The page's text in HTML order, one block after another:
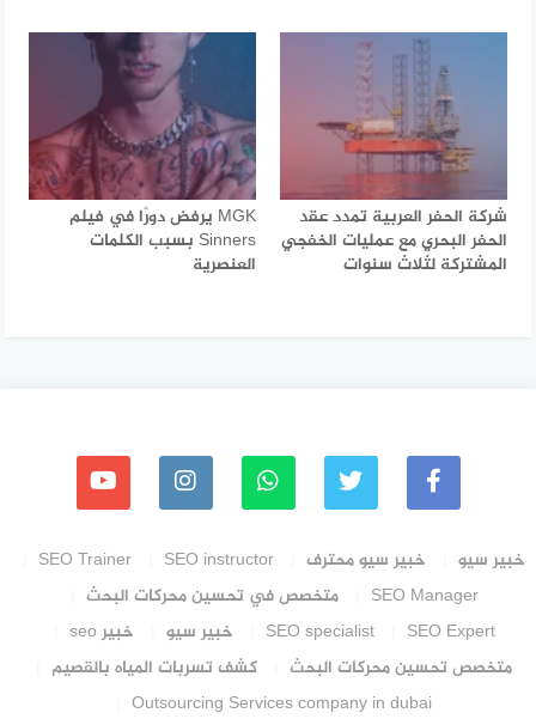
شركة الحفر العربية تمدد عقد
الحفر البحري مع عمليات الخفجي
المشتركة لثلاث سنوات
MGK يرفض دورًا في فيلم
Sinners بسبب الكلمات
العنصرية
خبير سيو خبير سيو محترف SEO instructor
SEO Trainer
SEO Manager
متخصص في تحسين محركات البحث
SEO Expert
SEO specialist خبير سيو
خبير seo
متخصص تحسين محركات البحث
كشف تسربات المياه بالقصيم
Outsourcing Services company in dubai